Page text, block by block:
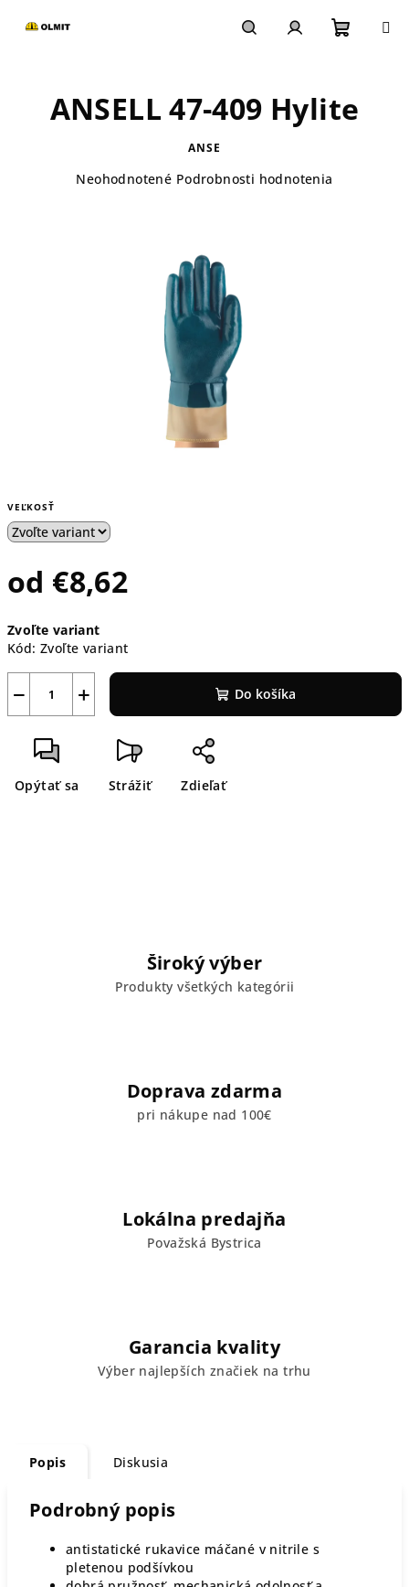
košík
VEĽKOSŤ
od €8,62
cena:
Zvoľte variant
Kód: Zvoľte variant
+
− Do košíka
Opýtať sa Strážiť Zdieľať
ANSELL 47-409 Hylite
ANSE
Priemerné
Neohodnotené Podrobnosti hodnotenia
Široký výber
Produkty všetkých kategórii
Doprava zdarma
pri nákupe nad 100€
Lokálna predajňa
Považská Bystrica
Garancia kvality
Výber najlepších značiek na trhu
Popis Diskusia
Podrobný popis
antistatické rukavice máčané v nitrile s
pletenou podšívkou